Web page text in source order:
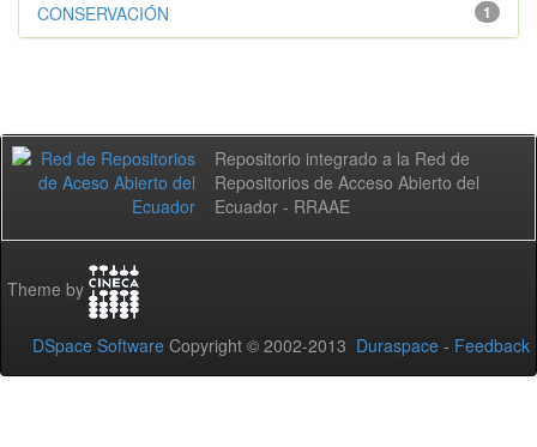
1
CONSERVACIÓN
Repositorio integrado a la Red de
Repositorios de Acceso Abierto del
Ecuador - RRAAE
Theme by
DSpace Software Copyright © 2002-2013 Duraspace - Feedback